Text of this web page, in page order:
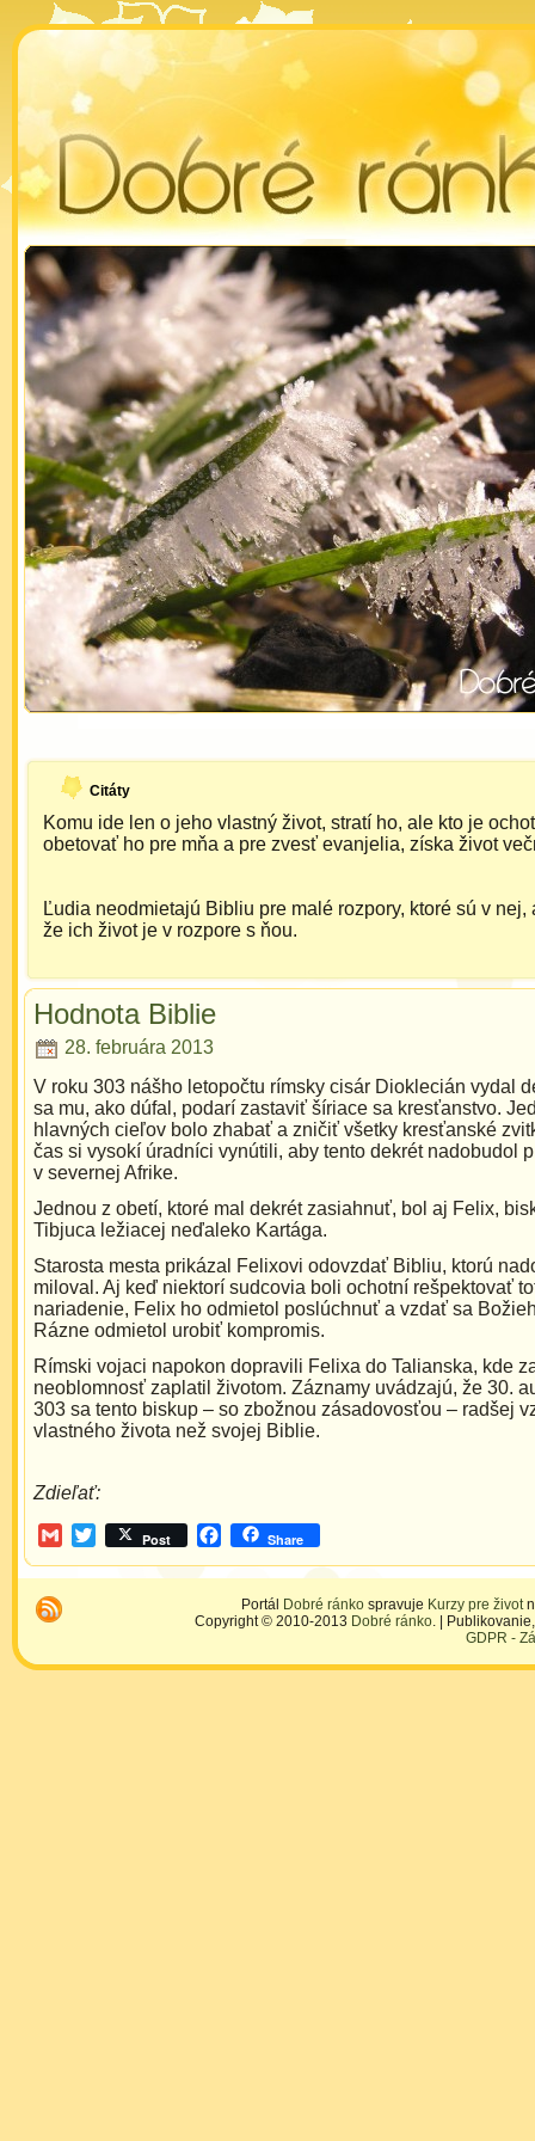
Citáty
Komu ide len o jeho vlastný život, stratí ho, ale kto je
obetovať ho pre mňa a pre zvesť evanjelia, získa život
Ľudia neodmietajú Bibliu pre malé rozpory, ktoré sú v nej,
že ich život je v rozpore s ňou.
Hodnota Biblie
28. februára 2013
V roku 303 nášho letopočtu rímsky cisár Dioklecián vydal
sa mu, ako dúfal, podarí zastaviť šíriace sa kresťanstvo.
hlavných cieľov bolo zhabať a zničiť všetky kresťanské
čas si vysokí úradníci vynútili, aby tento dekrét nadobudol
v severnej Afrike.
Jednou z obetí, ktoré mal dekrét zasiahnuť, bol aj Felix,
Tibjuca ležiacej neďaleko Kartága.
Starosta mesta prikázal Felixovi odovzdať Bibliu, ktorú
miloval. Aj keď niektorí sudcovia boli ochotní rešpektovať
nariadenie, Felix ho odmietol poslúchnuť a vzdať sa
Rázne odmietol urobiť kompromis.
Rímski vojaci napokon dopravili Felixa do Talianska, kde
neoblomnosť zaplatil životom. Záznamy uvádzajú, že 30.
303 sa tento biskup – so zbožnou zásadovosťou – radšej
vlastného života než svojej Biblie.
Zdieľať:
GmailTwitterPost Facebook
Share
Portál Dobré ránko spravuje Kurzy pre život
Copyright © 2010-2013 Dobré ránko. |
GDPR -